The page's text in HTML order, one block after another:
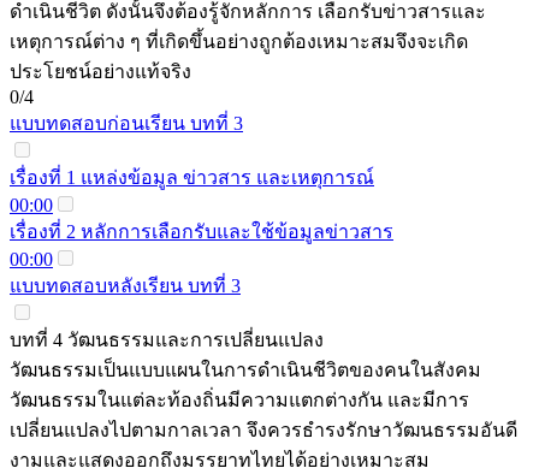
ดำเนินชีวิต ดังนั้นจึงต้องรู้จักหลักการ เลือกรับข่าวสารและ
เหตุการณ์ต่าง ๆ ที่เกิดขึ้นอย่างถูกต้องเหมาะสมจึงจะเกิด
ประโยชน์อย่างแท้จริง
0/4
แบบทดสอบก่อนเรียน บทที่ 3
เรื่องที่ 1 แหล่งข้อมูล ข่าวสาร และเหตุการณ์
00:00
เรื่องที่ 2 หลักการเลือกรับและใช้ข้อมูลข่าวสาร
00:00
แบบทดสอบหลังเรียน บทที่ 3
บทที่ 4 วัฒนธรรมและการเปลี่ยนแปลง
วัฒนธรรมเป็นแบบแผนในการดำเนินชีวิตของคนในสังคม
วัฒนธรรมในแต่ละท้องถิ่นมีความแตกต่างกัน และมีการ
เปลี่ยนแปลงไปตามกาลเวลา จึงควรธำรงรักษาวัฒนธรรมอันดี
งามและแสดงออกถึงมรรยาทไทยได้อย่างเหมาะสม